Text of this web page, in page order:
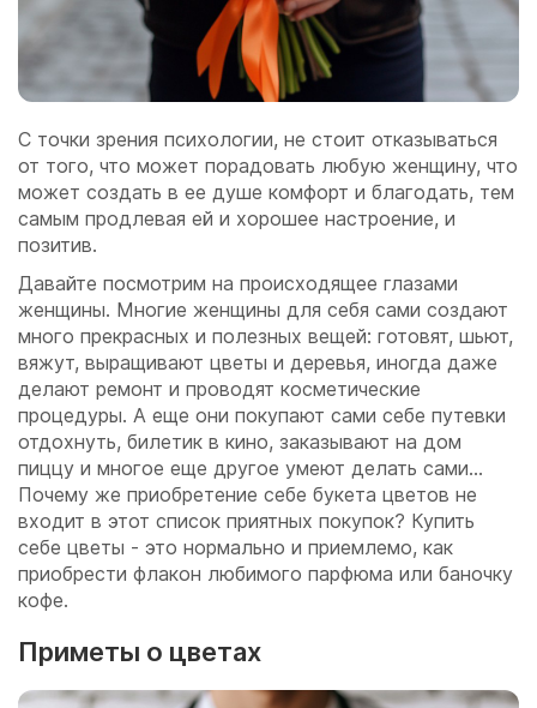
С точки зрения психологии, не стоит отказываться
от того, что может порадовать любую женщину, что
может создать в ее душе комфорт и благодать, тем
самым продлевая ей и хорошее настроение, и
позитив.
Давайте посмотрим на происходящее глазами
женщины. Многие женщины для себя сами создают
много прекрасных и полезных вещей: готовят, шьют,
вяжут, выращивают цветы и деревья, иногда даже
делают ремонт и проводят косметические
процедуры. А еще они покупают сами себе путевки
отдохнуть, билетик в кино, заказывают на дом
пиццу и многое еще другое умеют делать сами...
Почему же приобретение себе букета цветов не
входит в этот список приятных покупок? Купить
себе цветы - это нормально и приемлемо, как
приобрести флакон любимого парфюма или баночку
кофе.
Приметы о цветах